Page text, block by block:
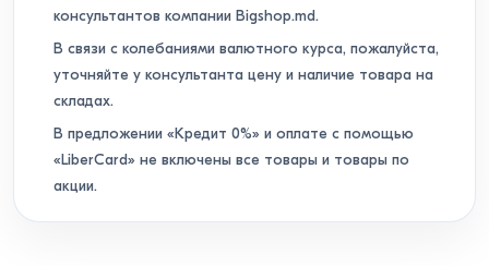
консультантов компании Bigshop.md.
В связи с колебаниями валютного курса, пожалуйста,
уточняйте у консультанта цену и наличие товара на
складах.
В предложении «Кредит 0%» и оплате с помощью
«LiberCard» не включены все товары и товары по
акции.